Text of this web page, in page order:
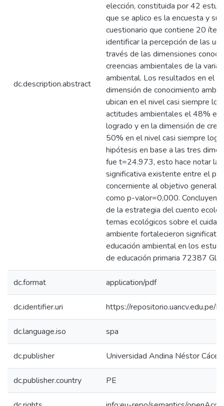
dc.description.abstract
elección, constituida por 42
que se aplico es la encuesta y su
cuestionario que contiene 20
identificar la percepción de las
través de las dimensiones
creencias ambientales de la
ambiental. Los resultados en el
dimensión de conocimiento
ubican en el nivel casi siempre
actitudes ambientales el 48% en
logrado y en la dimensión de
50% en el nivel casi siempre
hipótesis en base a las tres
fue t=24.973, esto hace notar la
significativa existente entre el
concerniente al objetivo general,
como p-valor=0,000.
de la estrategia del cuento
temas ecológicos sobre el
ambiente fortalecieron
educación ambiental en los
de educación primaria 72387
dc.format application/pdf
dc.identifier.uri https://repositorio.uancv.edu.pe/
dc.language.iso spa
dc.publisher Universidad Andina Néstor
dc.publisher.country PE